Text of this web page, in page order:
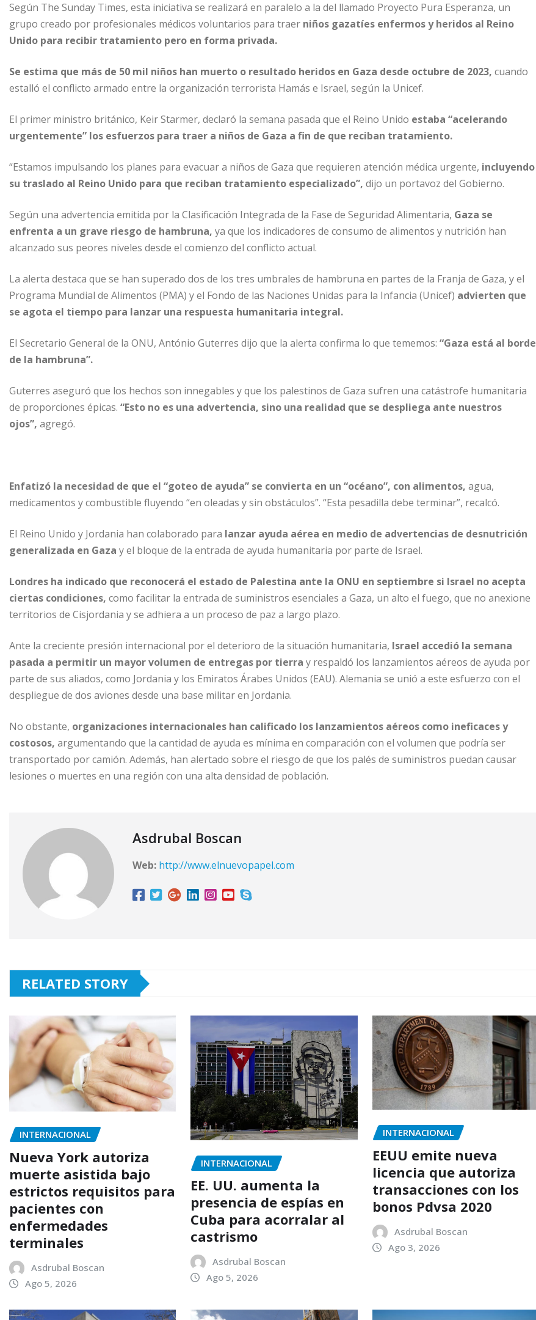
Según The Sunday Times, esta iniciativa se realizará en paralelo a la del llamado Proyecto Pura Esperanza, un
grupo creado por profesionales médicos voluntarios para traer niños gazatíes enfermos y heridos al Reino
Unido para recibir tratamiento pero en forma privada.
Se estima que más de 50 mil niños han muerto o resultado heridos en Gaza desde octubre de 2023, cuando
estalló el conflicto armado entre la organización terrorista Hamás e Israel, según la Unicef.
El primer ministro británico, Keir Starmer, declaró la semana pasada que el Reino Unido estaba “acelerando
urgentemente” los esfuerzos para traer a niños de Gaza a fin de que reciban tratamiento.
“Estamos impulsando los planes para evacuar a niños de Gaza que requieren atención médica urgente, incluyendo
su traslado al Reino Unido para que reciban tratamiento especializado”, dijo un portavoz del Gobierno.
Según una advertencia emitida por la Clasificación Integrada de la Fase de Seguridad Alimentaria, Gaza se
enfrenta a un grave riesgo de hambruna, ya que los indicadores de consumo de alimentos y nutrición han
alcanzado sus peores niveles desde el comienzo del conflicto actual.
La alerta destaca que se han superado dos de los tres umbrales de hambruna en partes de la Franja de Gaza, y el
Programa Mundial de Alimentos (PMA) y el Fondo de las Naciones Unidas para la Infancia (Unicef) advierten que
se agota el tiempo para lanzar una respuesta humanitaria integral.
El Secretario General de la ONU, António Guterres dijo que la alerta confirma lo que tememos: “Gaza está al borde
de la hambruna”.
Guterres aseguró que los hechos son innegables y que los palestinos de Gaza sufren una catástrofe humanitaria
de proporciones épicas. “Esto no es una advertencia, sino una realidad que se despliega ante nuestros
ojos”, agregó.
Enfatizó la necesidad de que el “goteo de ayuda” se convierta en un “océano”, con alimentos, agua,
medicamentos y combustible fluyendo “en oleadas y sin obstáculos”. “Esta pesadilla debe terminar”, recalcó.
El Reino Unido y Jordania han colaborado para lanzar ayuda aérea en medio de advertencias de desnutrición
generalizada en Gaza y el bloque de la entrada de ayuda humanitaria por parte de Israel.
Londres ha indicado que reconocerá el estado de Palestina ante la ONU en septiembre si Israel no acepta
ciertas condiciones, como facilitar la entrada de suministros esenciales a Gaza, un alto el fuego, que no anexione
territorios de Cisjordania y se adhiera a un proceso de paz a largo plazo.
Ante la creciente presión internacional por el deterioro de la situación humanitaria, Israel accedió la semana
pasada a permitir un mayor volumen de entregas por tierra y respaldó los lanzamientos aéreos de ayuda por
parte de sus aliados, como Jordania y los Emiratos Árabes Unidos (EAU). Alemania se unió a este esfuerzo con el
despliegue de dos aviones desde una base militar en Jordania.
No obstante, organizaciones internacionales han calificado los lanzamientos aéreos como ineficaces y
costosos, argumentando que la cantidad de ayuda es mínima en comparación con el volumen que podría ser
transportado por camión. Además, han alertado sobre el riesgo de que los palés de suministros puedan causar
lesiones o muertes en una región con una alta densidad de población.
Asdrubal Boscan
Web: http://www.elnuevopapel.com
RELATED STORY
INTERNACIONAL
Nueva York autoriza
muerte asistida bajo
estrictos requisitos para
pacientes con
enfermedades
terminales
Asdrubal Boscan
Ago 5, 2026
INTERNACIONAL
EE. UU. aumenta la
presencia de espías en
Cuba para acorralar al
castrismo
Asdrubal Boscan
Ago 5, 2026
INTERNACIONAL
EEUU emite nueva
licencia que autoriza
transacciones con los
bonos Pdvsa 2020
Asdrubal Boscan
Ago 3, 2026